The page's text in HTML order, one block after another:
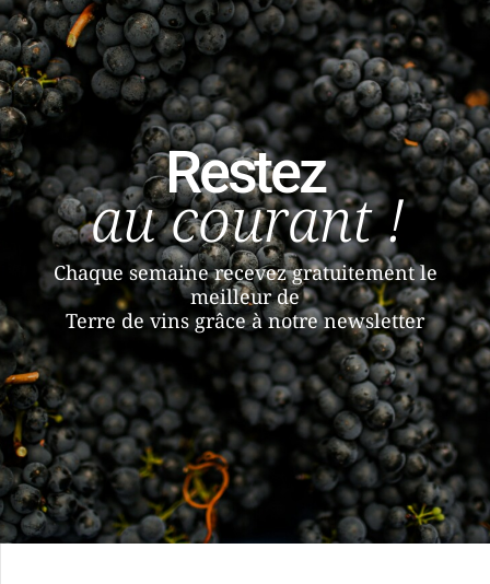
Restez
au courant !
Chaque semaine recevez gratuitement le
meilleur de
Terre de vins grâce à notre newsletter